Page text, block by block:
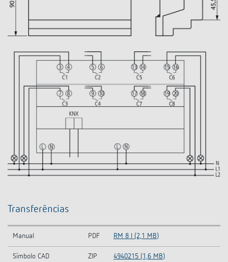
Transferências
Manual PDF RM 8 I (2,1 MB)
Símbolo CAD ZIP 4940215 (1,6 MB)